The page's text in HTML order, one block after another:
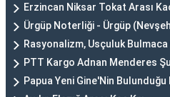
Erzincan Niksar Tokat Arası
Ürgüp Noterliği - Ürgüp
Rasyonalizm, Usçuluk Bulmaca
PTT Kargo Adnan Menderes
Papua Yeni Gine'Nin Bulunduğu